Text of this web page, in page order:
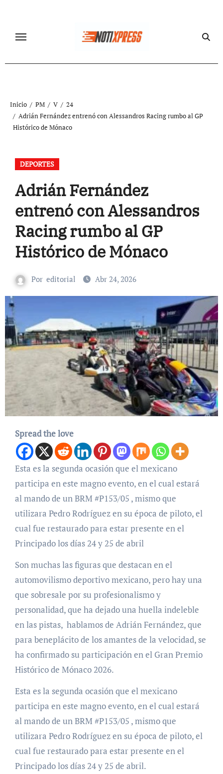
contenido
Inicio PM V
24
Adrián Fernández entrenó con Alessandros Racing rumbo al GP
Histórico de Mónaco
DEPORTES
Adrián Fernández
entrenó con Alessandros
Racing rumbo al GP
Histórico de Mónaco
Por editorial Abr 24, 2026
Spread the love
Esta es la segunda ocasión que el mexicano
participa en este magno evento, en el cual estará
al mando de un BRM #P153/05 , mismo que
utilizara Pedro Rodríguez en su época de piloto, el
cual fue restaurado para estar presente en el
Principado los días 24 y 25 de abril
Son muchas las figuras que destacan en el
automovilismo deportivo mexicano, pero hay una
que sobresale por su profesionalismo y
personalidad, que ha dejado una huella indeleble
en las pistas, hablamos de Adrián Fernández, que
para beneplácito de los amantes de la velocidad, se
ha confirmado su participación en el Gran Premio
Histórico de Mónaco 2026.
Esta es la segunda ocasión que el mexicano
participa en este magno evento, en el cual estará
al mando de un BRM #P153/05 , mismo que
utilizara Pedro Rodríguez en su época de piloto, el
cual fue restaurado para estar presente en el
Principado los días 24 y 25 de abril.